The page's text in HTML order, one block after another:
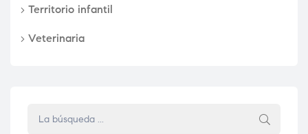
Territorio infantil
Veterinaria